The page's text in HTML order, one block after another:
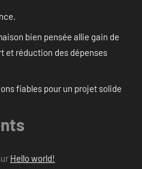
bien pensée allie gain de
et réduction des dépenses
fiables pour un projet solide
Hello world!